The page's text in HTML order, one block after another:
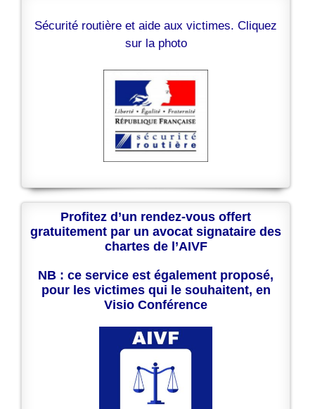
Sécurité routière et aide aux victimes. Cliquez
sur la photo
Profitez d’un rendez-vous offert
gratuitement par un avocat signataire des
chartes de l’AIVF
NB : ce service est également proposé,
pour les victimes qui le souhaitent, en
Visio Conférence